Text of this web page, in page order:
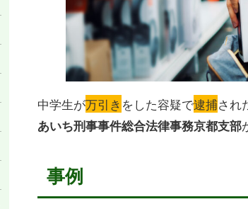
中学生が万引き をした容疑で逮捕され
あいち刑事事件総合法律事務京都支部
事例